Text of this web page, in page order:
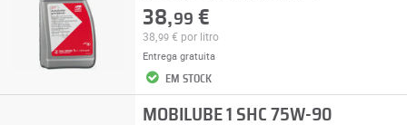
38,99 €
38, 99€ por litro
Entrega gratuita
EM STOCK
MOBILUBE 1 SHC 75W-90